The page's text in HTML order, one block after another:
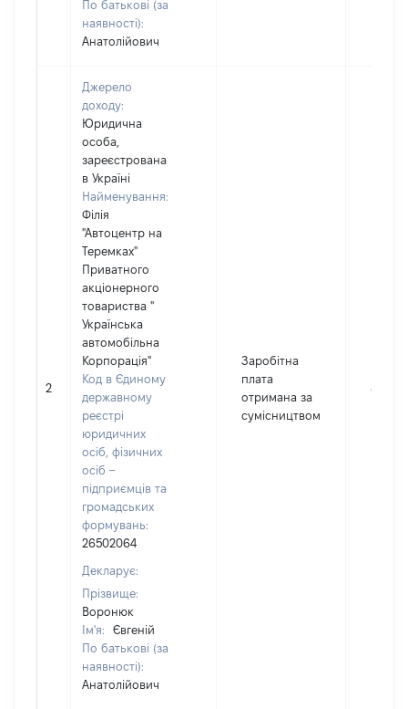
По батькові (за
наявності):
Анатолійович
2
Джерело
доходу:
Юридична
особа,
зареєстрована
в Україні
Найменування:
Філія
"Автоцентр на
Теремках"
Приватного
акціонерного
товариства "
Українська
автомобільна
Корпорація"
Код в Єдиному
державному
реєстрі
юридичних
осіб, фізичних
осіб –
підприємців та
громадських
формувань:
26502064
Декларує:
Прізвище:
Воронюк
Ім'я:
Євгеній
По батькові (за
наявності):
Анатолійович
Заробітна
плата
отримана за
сумісництвом
8374